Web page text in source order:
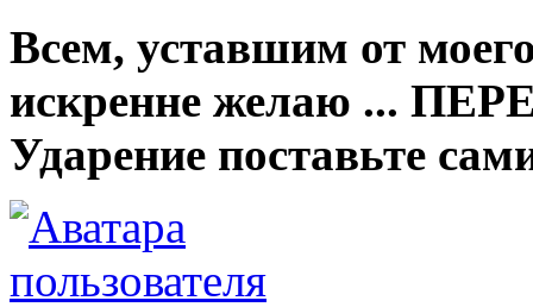
Всем, уставшим от
искренне желаю ...
Ударение поставьте